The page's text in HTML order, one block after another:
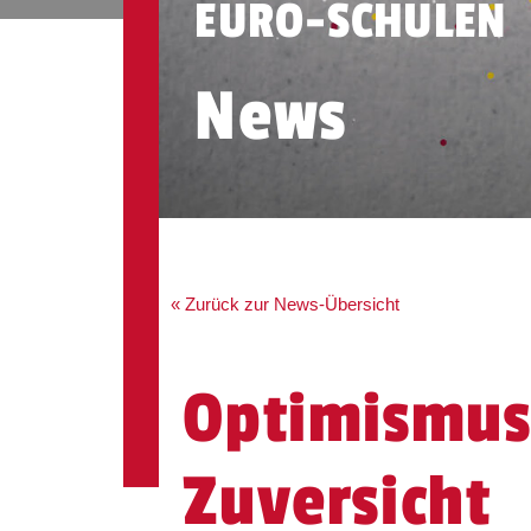
EURO-SCHULEN
News
« Zurück zur News-Übersicht
Zuversicht